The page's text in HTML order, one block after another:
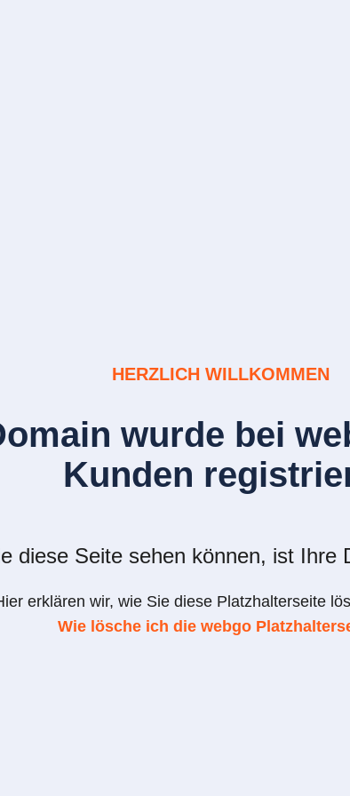
HERZLICH WILLKOMMEN
wurde bei
Kunden
diese Seite sehen können, ist Ihre
erklären wir, wie Sie diese Platzhalterseite
Wie lösche ich die webgo